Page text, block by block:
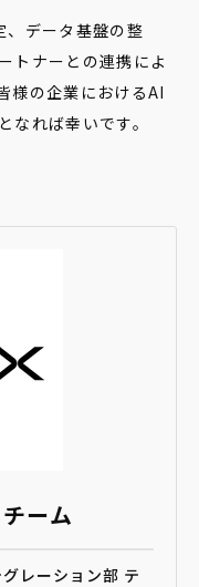
データ基盤の整
トナーとの連携によ
様の企業におけるAI
なれば幸いです。
ーム
レーション部 テ